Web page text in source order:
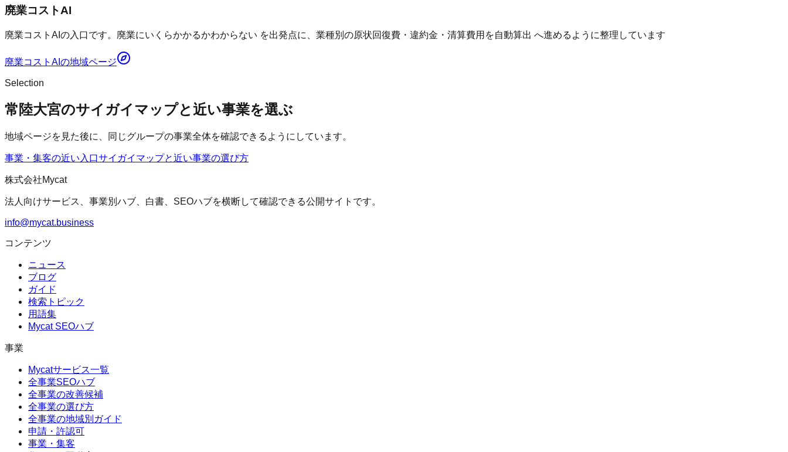
廃業コストAI
廃業コストAIの入口です。廃業にいくらかかるかわからない を出発点に、業種別の原状回復費・違約金・清算費用を自動算出 へ進めるように整理しています
廃業コストAI の地域ページ
Selection
常陸大宮のサイガイマップと近い事業を選ぶ
地域ページを見た後に、同じグループの事業全体を確認できるようにしています。
事業・集客の近い入口サイガイマップと近い事業の選び方
株式会社Mycat
法人向けサービス、事業別ハブ、白書、SEOハブを横断して確認できる公開サイトです。
info@mycat.business
コンテンツ
ニュース
ブログ
ガイド
検索トピック
用語集
Mycat SEOハブ
事業
Mycatサービス一覧
全事業SEOハブ
全事業の改善候補
全事業の選び方
全事業の地域別ガイド
申請・許認可
事業・集客